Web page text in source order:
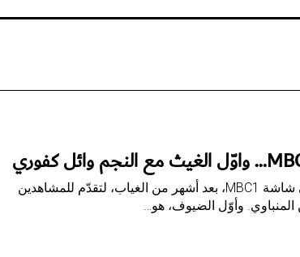
بقلم: أميمة الفردان تعود وفاء الكيلاني إلى شاشة MBC1، بعد أشهر من الغياب، لتقدّم للمشاهدين
المنباوي. وأوّل الضيوف، هو…